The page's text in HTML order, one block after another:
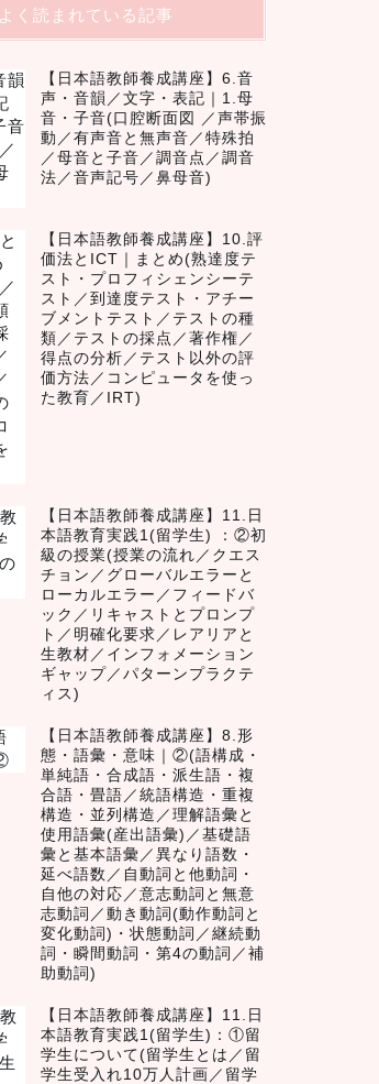
よく読まれている記事
【日本語教師養成講座】6.音
声・音韻／文字・表記｜1.母
音・子音(口腔断面図 ／声帯振
動／有声音と無声音／特殊拍
／母音と子音／調音点／調音
法／音声記号／鼻母音)
【日本語教師養成講座】10.評
価法とICT｜まとめ(熟達度テ
スト・プロフィシェンシーテ
スト／到達度テスト・アチー
ブメントテスト／テストの種
類／テストの採点／著作権／
得点の分析／テスト以外の評
価方法／コンピュータを使っ
た教育／IRT)
【日本語教師養成講座】11.日
本語教育実践1(留学生) ：②初
級の授業(授業の流れ／クエス
チョン／グローバルエラーと
ローカルエラー／フィードバ
ック／リキャストとプロンプ
ト／明確化要求／レアリアと
生教材／インフォメーション
ギャップ／パターンプラクテ
ィス)
【日本語教師養成講座】8.形
態・語彙・意味｜②(語構成・
単純語・合成語・派生語・複
合語・畳語／統語構造・重複
構造・並列構造／理解語彙と
使用語彙(産出語彙)／基礎語
彙と基本語彙／異なり語数・
延べ語数／自動詞と他動詞・
自他の対応／意志動詞と無意
志動詞／動き動詞(動作動詞と
変化動詞)・状態動詞／継続動
詞・瞬間動詞・第4の動詞／補
助動詞)
【日本語教師養成講座】11.日
本語教育実践1(留学生)：①留
学生について(留学生とは／留
学生受入れ10万人計画／留学